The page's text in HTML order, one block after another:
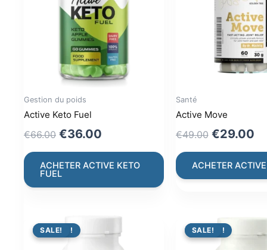
Gestion du poids
Active Keto Fuel
€66.00 Original
price
was:
€66.00.
€36.00
price
is:
ACHETER ACTIVE KETO
FUEL
Santé
Active Move
€49.00 Original
price
was:
€49.00.
€29.00
is:
ACHETER
PROMO !
SALE! PROMO !
SALE!